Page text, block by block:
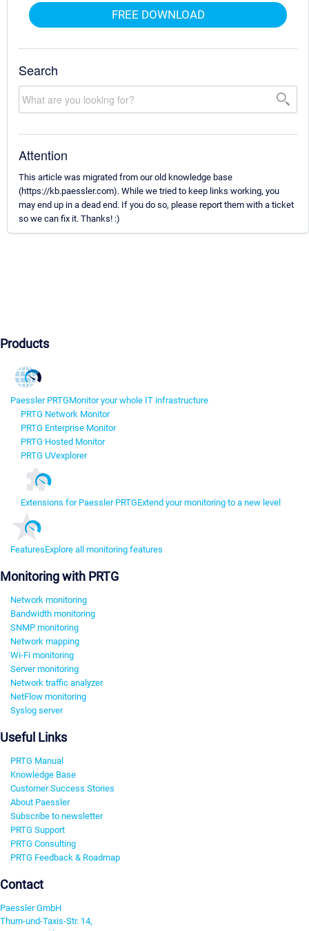
FREE DOWNLOAD
Search
Attention
This article was migrated from our old knowledge base
(https://kb.paessler.com). While we tried to keep links working, you
may end up in a dead end. If you do so, please report them with a ticket
so we can fix it. Thanks! :)
Products
Paessler PRTGMonitor your whole IT infrastructure
PRTG Network Monitor
PRTG Enterprise Monitor
PRTG Hosted Monitor
PRTG UVexplorer
Extensions for Paessler PRTGExtend your monitoring to a new level
FeaturesExplore all monitoring features
Monitoring with PRTG
Network monitoring
Bandwidth monitoring
SNMP monitoring
Network mapping
Wi-Fi monitoring
Server monitoring
Network traffic analyzer
NetFlow monitoring
Syslog server
Useful Links
PRTG Manual
Knowledge Base
Customer Success Stories
About Paessler
Subscribe to newsletter
PRTG Support
PRTG Consulting
PRTG Feedback & Roadmap
Contact
Paessler GmbH
Thurn-und-Taxis-Str. 14,